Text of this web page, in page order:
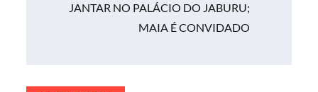
JANTAR NO PALÁCIO DO JABURU;
MAIA É CONVIDADO